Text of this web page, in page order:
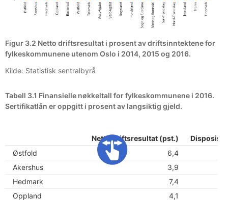
Figur 3.2 Netto driftsresultat i prosent av driftsinntektene for
fylkeskommunene utenom Oslo i 2014, 2015 og 2016.
Kilde: Statistisk sentralbyrå
Tabell 3.1 Finansielle nøkkeltall for fylkeskommunene i 2016.
Sertifikatlån er oppgitt i prosent av langsiktig gjeld.
Netto driftsresultat (pst.)
Østfold
6,4
Akershus
3,9
Hedmark
7,4
Oppland
4,1